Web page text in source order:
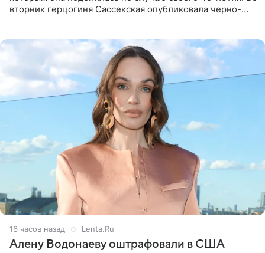
вторник герцогиня Сассекская опубликовала черно-
16 часов назад Lenta.Ru
Алену Водонаеву оштрафовали в США